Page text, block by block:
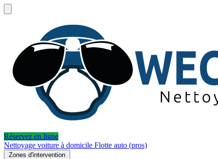
Réservez en ligne
Nettoyage voiture à domicile Flotte auto (pros)
Zones d'intervention